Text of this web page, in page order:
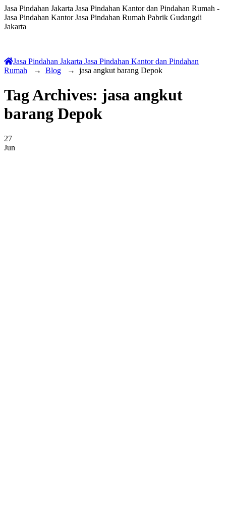
Jasa Pindahan Jakarta Jasa Pindahan Kantor dan Pindahan Rumah -
Jasa Pindahan Kantor Jasa Pindahan Rumah Pabrik Gudangdi
Jakarta
Jasa Pindahan Jakarta Jasa Pindahan Kantor dan Pindahan
Rumah
→ Blog → jasa angkut barang Depok
Tag Archives: jasa angkut
barang Depok
27
Jun